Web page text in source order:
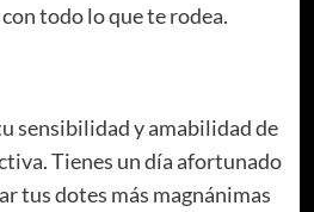
todo lo que te rodea.
sensibilidad y amabilidad de
Tienes un día afortunado
tus dotes más magnánimas